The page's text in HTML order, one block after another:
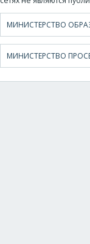
МИНИСТЕРСТВО
МИНИСТЕРСТВО